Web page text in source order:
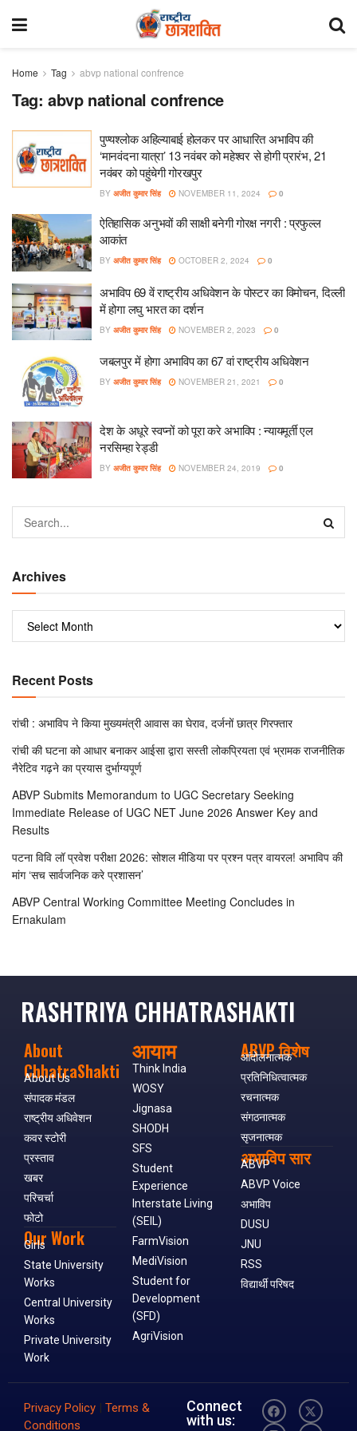
Home Tag abvp national confrence
Tag: abvp national confrence
पुण्यश्लोक अहिल्याबाई होलकर पर आधारित अभाविप की
‘मानवंदना यात्रा’ 13 नवंबर को महेश्वर से होगी प्रारंभ, 21
नवंबर को पहुंचेगी गोरखपुर
BY अजीत कुमार सिंह NOVEMBER 11, 2024 0
ऐतिहासिक अनुभवों की साक्षी बनेगी गोरक्ष नगरी : प्रफुल्ल
आकांत
BY अजीत कुमार सिंह OCTOBER 2, 2024 0
अभाविप 69 वें राष्ट्रीय अधिवेशन के पोस्टर का विमोचन, दिल्ली
में होगा लघु भारत का दर्शन
BY अजीत कुमार सिंह NOVEMBER 2, 2023 0
जबलपुर में होगा अभाविप का 67 वां राष्ट्रीय अधिवेशन
BY अजीत कुमार सिंह NOVEMBER 21, 2021 0
देश के अधूरे स्वप्नों को पूरा करे अभाविप : न्यायमूर्ती एल
नरसिम्हा रेड्डी
BY अजीत कुमार सिंह NOVEMBER 24, 2019 0
Archives
Recent Posts
रांची : अभाविप ने किया मुख्यमंत्री आवास का घेराव, दर्जनों छात्र गिरफ्तार
रांची की घटना को आधार बनाकर आईसा द्वारा सस्ती लोकप्रियता एवं भ्रामक राजनीतिक
नैरेटिव गढ़ने का प्रयास दुर्भाग्यपूर्ण
ABVP Submits Memorandum to UGC Secretary Seeking
Immediate Release of UGC NET June 2026 Answer Key and
Results
पटना विवि लॉ प्रवेश परीक्षा 2026: सोशल मीडिया पर प्रश्न पत्र वायरल! अभाविप की
मांग ‘सच सार्वजनिक करे प्रशासन’
ABVP Central Working Committee Meeting Concludes in
Ernakulam
RASHTRIYA CHHATRASHAKTI
About
ChhatraShakti
About Us
संपादक मंडल
राष्ट्रीय अधिवेशन
कवर स्टोरी
प्रस्ताव
खबर
परिचर्चा
फोटो
Our Work
Girls
State University
Works
Central University
Works
Private University
Work
आयाम
Think India
WOSY
Jignasa
SHODH
SFS
Student
Experience
Interstate Living
(SEIL)
FarmVision
MediVision
Student for
Development
(SFD)
AgriVision
ABVP विशेष
आंदोलनात्मक
प्रतिनिधित्वात्मक
रचनात्मक
संगठनात्मक
सृजनात्मक
अभाविप सार
ABVP
ABVP Voice
अभाविप
DUSU
JNU
RSS
विद्यार्थी परिषद
Privacy Policy | Terms &
Conditions
Connect
with us: